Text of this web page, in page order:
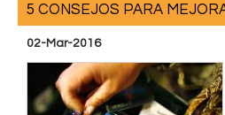
5 CONSEJOS PARA
02-Mar-2016